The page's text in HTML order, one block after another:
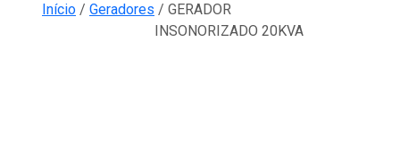
Início / Geradores / GERADOR
INSONORIZADO 20KVA